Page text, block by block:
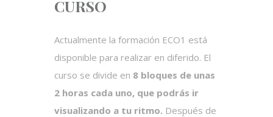
CURSO
Actualmente la formación ECO1 está
disponible para realizar en diferido. El
curso se divide en 8 bloques de unas
2 horas cada uno, que podrás ir
visualizando a tu ritmo. Después de